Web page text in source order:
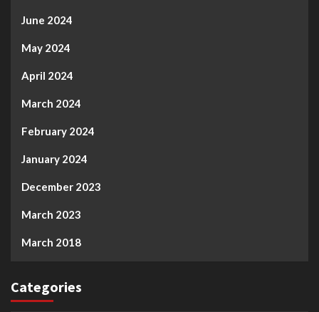
June 2024
May 2024
April 2024
March 2024
February 2024
January 2024
December 2023
March 2023
March 2018
Categories